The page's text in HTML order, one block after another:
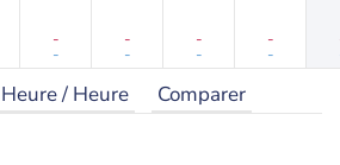
-
-
-
-
-
-
-
-
Heure / Heure Comparer